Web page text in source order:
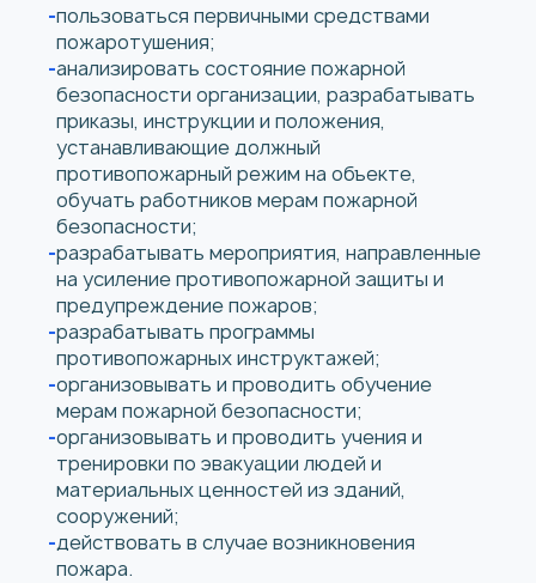
пользоваться первичными средствами
пожаротушения;
анализировать состояние пожарной
безопасности организации, разрабатывать
приказы, инструкции и положения,
устанавливающие должный
противопожарный режим на объекте,
обучать работников мерам пожарной
безопасности;
разрабатывать мероприятия, направленные
на усиление противопожарной защиты и
предупреждение пожаров;
разрабатывать программы
противопожарных инструктажей;
организовывать и проводить обучение
мерам пожарной безопасности;
организовывать и проводить учения и
тренировки по эвакуации людей и
материальных ценностей из зданий,
сооружений;
действовать в случае возникновения
пожара.